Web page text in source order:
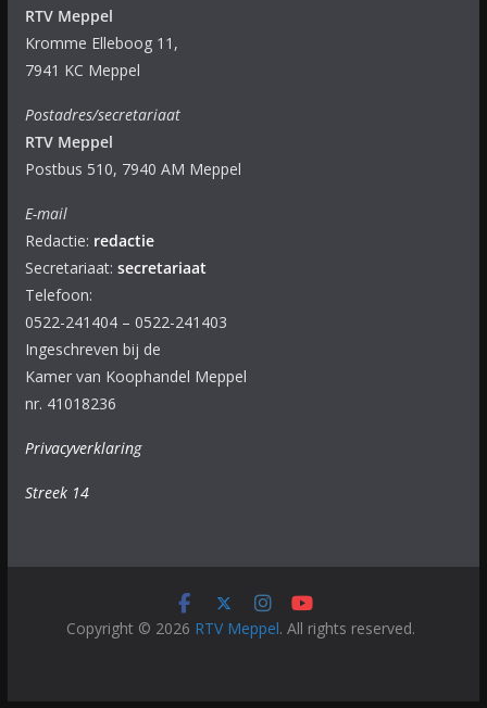
RTV Meppel
Kromme Elleboog 11,
7941 KC Meppel
Postadres/secretariaat
RTV Meppel
Postbus 510, 7940 AM Meppel
E-mail
Redactie: redactie
Secretariaat: secretariaat
Telefoon:
0522-241404 – 0522-241403
Ingeschreven bij de
Kamer van Koophandel Meppel
nr. 41018236
Privacyverklaring
Streek 14
Copyright © 2026 RTV Meppel. All rights reserved.